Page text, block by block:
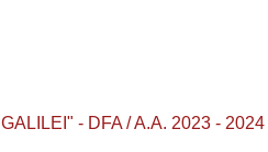
- DFA / A.A. 2023 -